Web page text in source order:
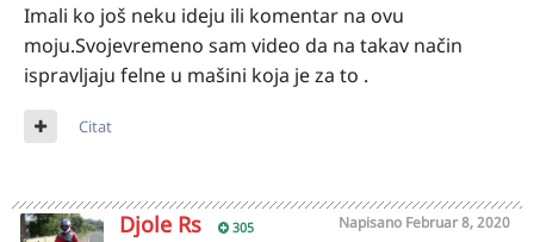
Imali ko još neku ideju ili komentar na ovu
moju.Svojevremeno sam video da na takav način
ispravljaju felne u mašini koja je za to .
Citat
Djole Rs 305 Napisano Februar 8, 2020